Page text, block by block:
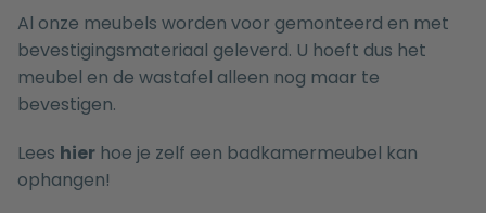
Al onze meubels worden voor gemonteerd en met
bevestigingsmateriaal geleverd. U hoeft dus het
meubel en de wastafel alleen nog maar te
bevestigen.
Lees hier hoe je zelf een badkamermeubel kan
ophangen!